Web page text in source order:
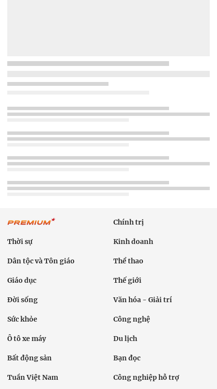
Chính trị
Thời sự Kinh doanh
Dân tộc và Tôn giáo Thể thao
Giáo dục Thế giới
Đời sống Văn hóa - Giải trí
Sức khỏe Công nghệ
Ô tô xe máy Du lịch
Bất động sản Bạn đọc
Tuần Việt Nam Công nghiệp hỗ trợ